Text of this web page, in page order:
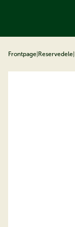
Frontpage Reservedele